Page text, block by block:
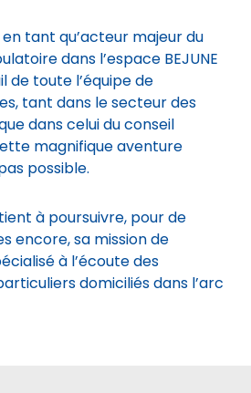
tant qu’acteur majeur du
dans l’espace BEJUNE
de toute l’équipe de
tant dans le secteur des
dans celui du conseil
magnifique aventure
possible.
à poursuivre, pour de
encore, sa mission de
à l’écoute des
domiciliés dans l’arc